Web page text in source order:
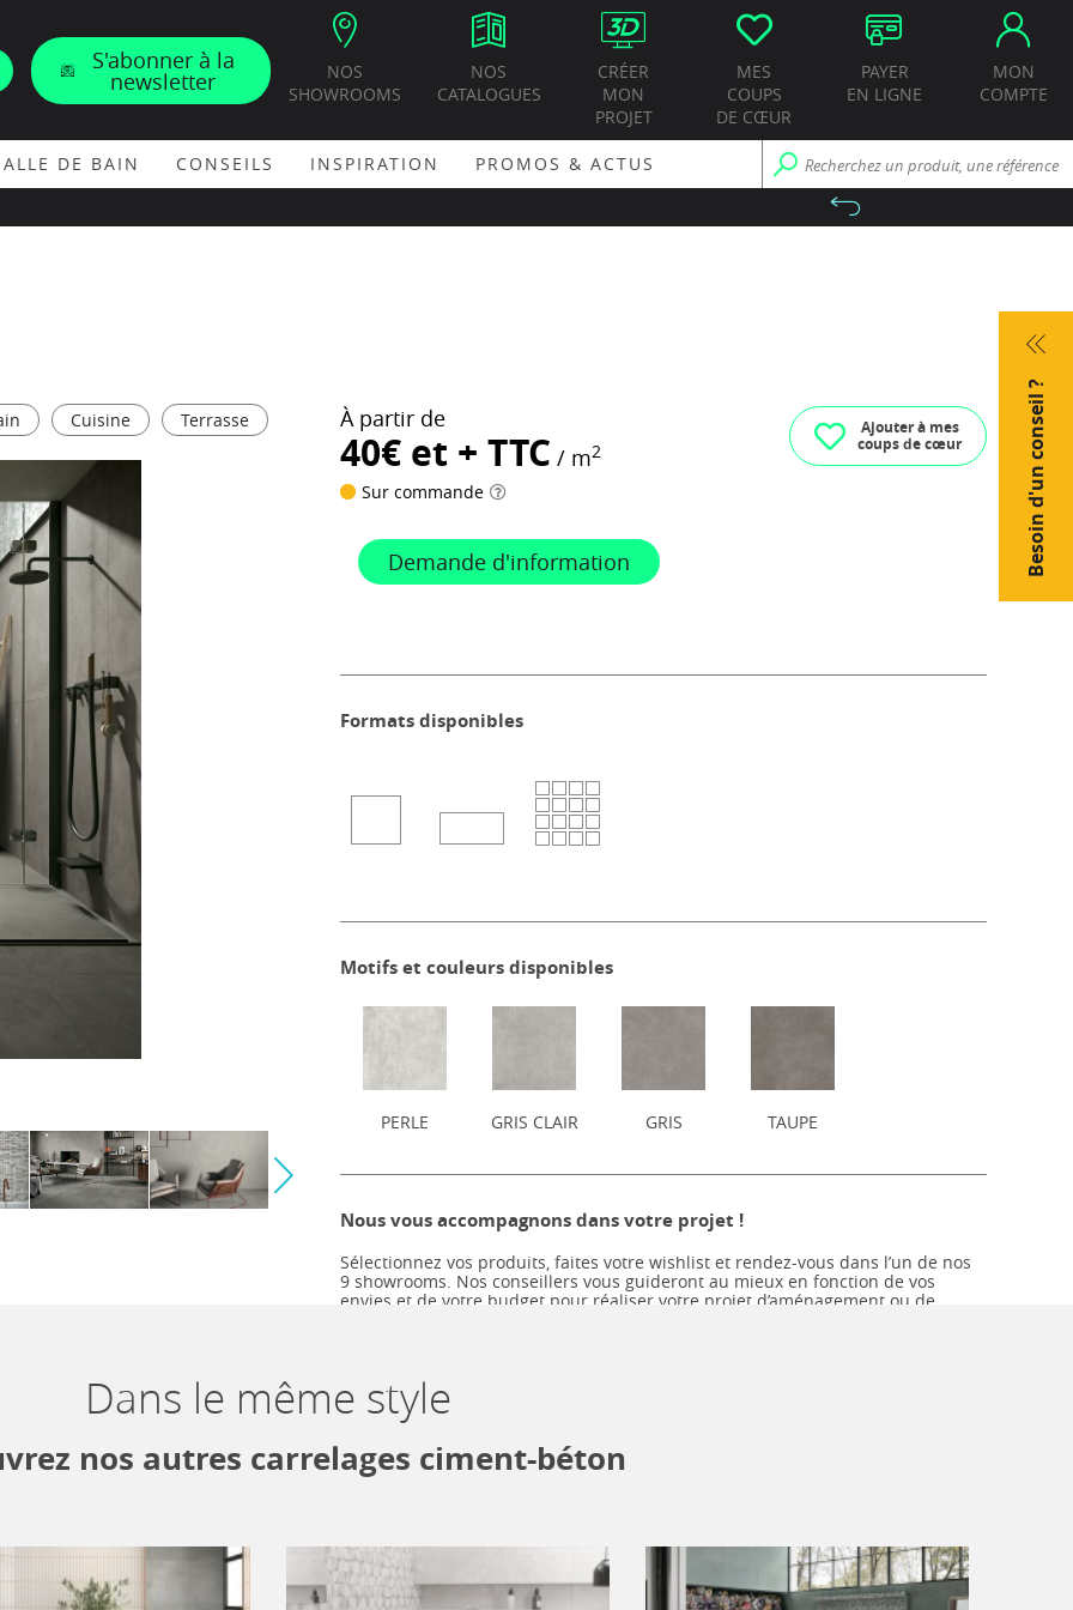
S'abonner à la
newsletter
NOS
SHOWROOMS
NOS
CATALOGUES
CRÉER
MON
PROJET
MES
COUPS
DE CŒUR
PAYER
EN LIGNE
MON
COMPTE
DE BAIN CONSEILS INSPIRATION PROMOS & ACTUS
Besoin d'un conseil ?
Cuisine Terrasse À partir de
40€ et + TTC / m2
Sur commande
Ajouter à mes
coups de cœur
Demande d'information
Formats disponibles
Motifs et couleurs disponibles
PERLE GRIS CLAIR GRIS TAUPE
Nous vous accompagnons dans votre projet !
Sélectionnez vos produits, faites votre wishlist et rendez-vous dans l’un de nos
9 showrooms. Nos conseillers vous guideront au mieux en fonction de vos
envies et de votre budget pour réaliser votre projet d’aménagement ou de
Descriptif technique
STYLE
FINITIONS
Dans le même style
nos autres carrelages ciment-béton